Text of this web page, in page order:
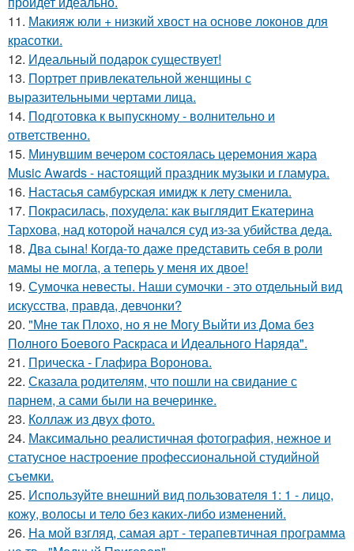
11. Макияж юли + низкий хвост на основе локонов для
красотки.
12. Идеальный подарок существует!
13. Портрет привлекательной женщины с
выразительными чертами лица.
14. Подготовка к выпускному - волнительно и
ответственно.
15. Минувшим вечером состоялась церемония жара
Music Awards - настоящий праздник музыки и гламура.
16. Настасья самбурская имидж к лету сменила.
17. Покрасилась, похудела: как выглядит Екатерина
Тархова, над которой начался суд из-за убийства деда.
18. Два сына! Когда-то даже представить себя в роли
мамы не могла, а теперь у меня их двое!
19. Сумочка невесты. Наши сумочки - это отдельный вид
искусства, правда, девчонки?
20. "Мне так Плохо, но я не Могу Выйти из Дома без
Полного Боевого Раскраса и Идеального Наряда".
21. Прическа - Глафира Воронова.
22. Сказала родителям, что пошли на свидание с
парнем, а сами были на вечеринке.
23. Коллаж из двух фото.
24. Максимально реалистичная фотография, нежное и
статусное настроение профессиональной студийной
съемки.
25. Используйте внешний вид пользователя 1: 1 - лицо,
кожу, волосы и тело без каких-либо изменений.
26. На мой взгляд, самая арт - терапевтичная программа